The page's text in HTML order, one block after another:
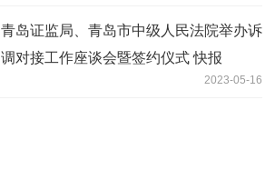
青岛证监局、青岛市中级人民法院举办诉
调对接工作座谈会暨签约仪式 快报
2023-05-16